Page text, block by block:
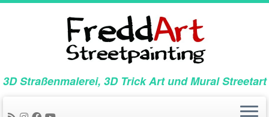
Zum
3D Straßenmalerei, 3D Trick Art und Mural Streetart